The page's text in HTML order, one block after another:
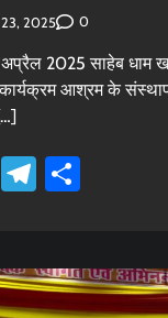
2025 0
अप्रैल 2025 साहेब धाम
आश्रम के
GmailTelegram